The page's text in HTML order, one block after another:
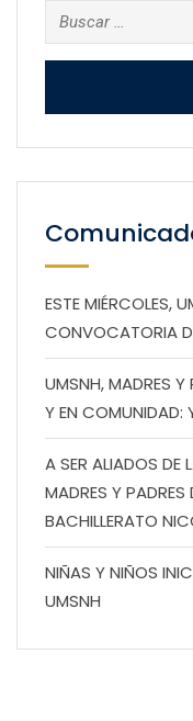
Buscar:
ESTE MIÉRCOLES,
CONVOCATORIA
UMSNH, MADRES Y
Y EN COMUNIDAD:
A SER ALIADOS DE
MADRES Y PADRES
BACHILLERATO
NIÑAS Y NIÑOS
UMSNH